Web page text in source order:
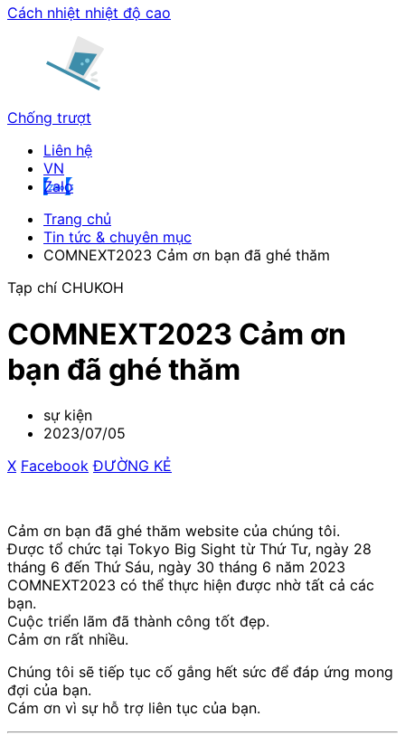
Cách nhiệt nhiệt độ cao
Chống trượt
Liên hệ
Zalo
Trang chủ
Tin tức & chuyên mục
COMNEXT2023 Cảm ơn bạn đã ghé thăm
Tạp chí CHUKOH
COMNEXT2023 Cảm ơn
bạn đã ghé thăm
sự kiện
2023/07/05
X Facebook ​ ​ĐƯỜNG KẺ
Cảm ơn bạn đã ghé thăm website của chúng tôi.
Được tổ chức tại Tokyo Big Sight từ Thứ Tư, ngày 28
tháng 6 đến Thứ Sáu, ngày 30 tháng 6 năm 2023
COMNEXT2023 có thể thực hiện được nhờ tất cả các
bạn.
Cuộc triển lãm đã thành công tốt đẹp.
Cảm ơn rất nhiều.
Chúng tôi sẽ tiếp tục cố gắng hết sức để đáp ứng mong
đợi của bạn.
Cám ơn vì sự hỗ trợ liên tục của bạn.